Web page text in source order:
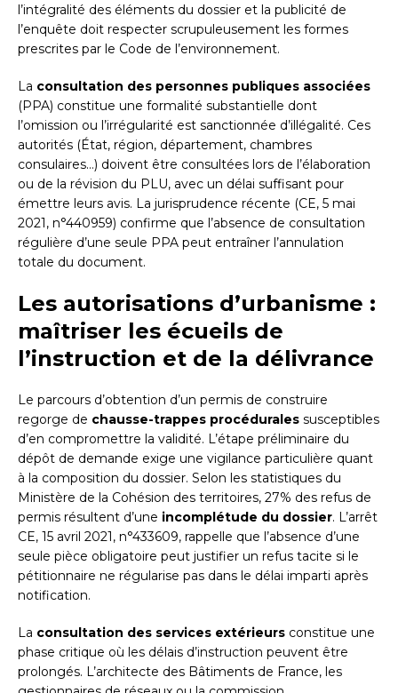
l’intégralité des éléments du dossier et la publicité de
l’enquête doit respecter scrupuleusement les formes
prescrites par le Code de l’environnement.
La consultation des personnes publiques associées
(PPA) constitue une formalité substantielle dont
l’omission ou l’irrégularité est sanctionnée d’illégalité. Ces
autorités (État, région, département, chambres
consulaires…) doivent être consultées lors de l’élaboration
ou de la révision du PLU, avec un délai suffisant pour
émettre leurs avis. La jurisprudence récente (CE, 5 mai
2021, n°440959) confirme que l’absence de consultation
régulière d’une seule PPA peut entraîner l’annulation
totale du document.
Les autorisations d’urbanisme :
maîtriser les écueils de
l’instruction et de la délivrance
Le parcours d’obtention d’un permis de construire
regorge de chausse-trappes procédurales susceptibles
d’en compromettre la validité. L’étape préliminaire du
dépôt de demande exige une vigilance particulière quant
à la composition du dossier. Selon les statistiques du
Ministère de la Cohésion des territoires, 27% des refus de
permis résultent d’une incomplétude du dossier. L’arrêt
CE, 15 avril 2021, n°433609, rappelle que l’absence d’une
seule pièce obligatoire peut justifier un refus tacite si le
pétitionnaire ne régularise pas dans le délai imparti après
notification.
La consultation des services extérieurs constitue une
phase critique où les délais d’instruction peuvent être
prolongés. L’architecte des Bâtiments de France, les